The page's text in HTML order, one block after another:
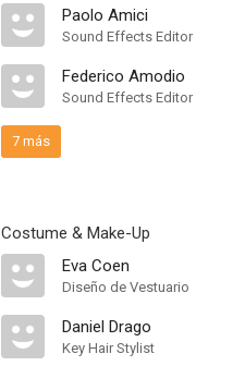
Paolo Amici
Sound Effects Editor
Federico Amodio
Sound Effects Editor
7 más
Costume & Make-Up
Eva Coen
Diseño de Vestuario
Daniel Drago
Key Hair Stylist